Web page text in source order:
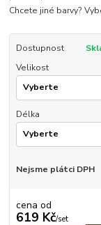
Chcete jiné barvy?
Dostupnost
Velikost
Délka
Nejsme plátci DPH
cena od
619 Kč/set